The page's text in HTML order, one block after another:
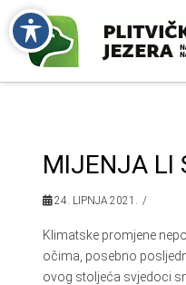
MIJENJA LI
24. LIPNJA 2021.
Klimatske promjene
očima, posebno
ovog stoljeća svjedoci